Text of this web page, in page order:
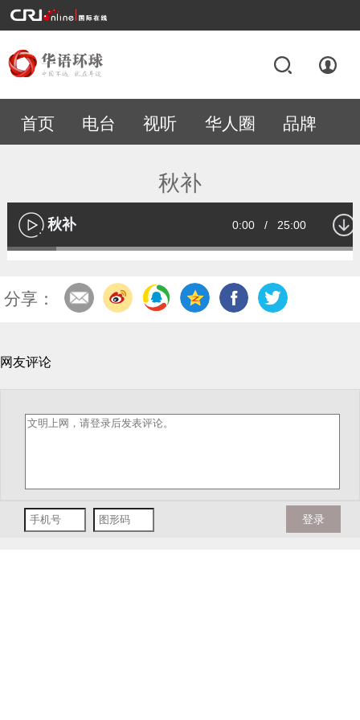
首页 电台 视听 华人圈 品牌
秋补
播
放
秋补 Current
0:00 / Duration
25:00
Loaded:
分享：
网友评论
登录